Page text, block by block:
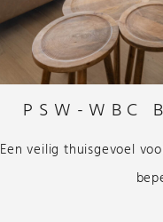
PSW-WBC
Een veilig thuisgevoel